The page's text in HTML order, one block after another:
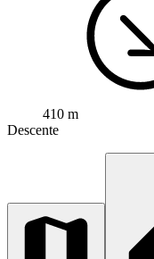
410 m
Descente